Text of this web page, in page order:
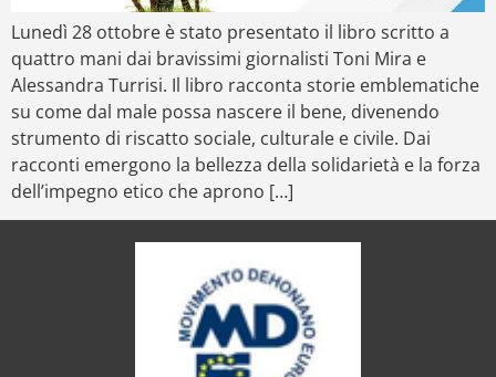
Lunedì 28 ottobre è stato presentato il libro scritto a
quattro mani dai bravissimi giornalisti Toni Mira e
Alessandra Turrisi. Il libro racconta storie emblematiche
su come dal male possa nascere il bene, divenendo
strumento di riscatto sociale, culturale e civile. Dai
racconti emergono la bellezza della solidarietà e la forza
dell’impegno etico che aprono […]